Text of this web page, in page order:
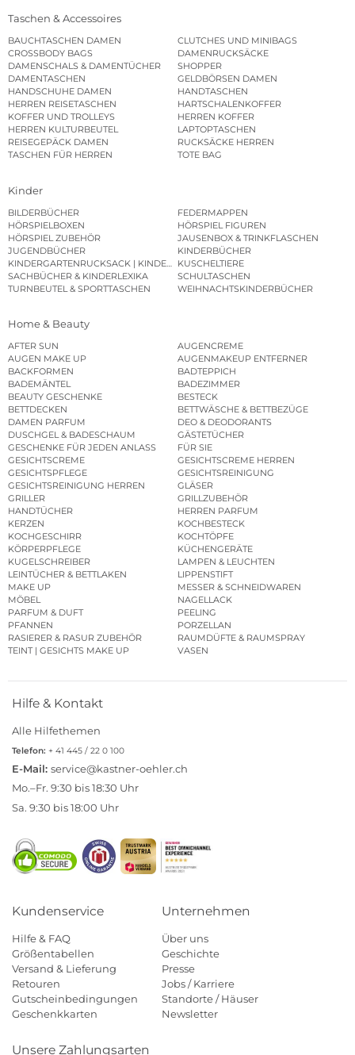
Taschen & Accessoires
BAUCHTASCHEN DAMEN
CLUTCHES UND MINIBAGS
CROSSBODY BAGS
DAMENRUCKSÄCKE
DAMENSCHALS & DAMENTÜCHER
SHOPPER
DAMENTASCHEN
GELDBÖRSEN DAMEN
HANDSCHUHE DAMEN
HANDTASCHEN
HERREN REISETASCHEN
HARTSCHALENKOFFER
KOFFER UND TROLLEYS
HERREN KOFFER
HERREN KULTURBEUTEL
LAPTOPTASCHEN
REISEGEPÄCK DAMEN
RUCKSÄCKE HERREN
TASCHEN FÜR HERREN
TOTE BAG
Kinder
BILDERBÜCHER
FEDERMAPPEN
HÖRSPIELBOXEN
HÖRSPIEL FIGUREN
HÖRSPIEL ZUBEHÖR
JAUSENBOX & TRINKFLASCHEN
JUGENDBÜCHER
KINDERBÜCHER
KINDERGARTENRUCKSACK | KINDERGARTENBEUTEL
KUSCHELTIERE
SACHBÜCHER & KINDERLEXIKA
SCHULTASCHEN
TURNBEUTEL & SPORTTASCHEN
WEIHNACHTSKINDERBÜCHER
Home & Beauty
AFTER SUN
AUGENCREME
AUGEN MAKE UP
AUGENMAKEUP ENTFERNER
BACKFORMEN
BADTEPPICH
BADEMÄNTEL
BADEZIMMER
BEAUTY GESCHENKE
BESTECK
BETTDECKEN
BETTWÄSCHE & BETTBEZÜGE
DAMEN PARFUM
DEO & DEODORANTS
DUSCHGEL & BADESCHAUM
GÄSTETÜCHER
GESCHENKE FÜR JEDEN ANLASS
FÜR SIE
GESICHTSCREME
GESICHTSCREME HERREN
GESICHTSPFLEGE
GESICHTSREINIGUNG
GESICHTSREINIGUNG HERREN
GLÄSER
GRILLER
GRILLZUBEHÖR
HANDTÜCHER
HERREN PARFUM
KERZEN
KOCHBESTECK
KOCHGESCHIRR
KOCHTÖPFE
KÖRPERPFLEGE
KÜCHENGERÄTE
KUGELSCHREIBER
LAMPEN & LEUCHTEN
LEINTÜCHER & BETTLAKEN
LIPPENSTIFT
MAKE UP
MESSER & SCHNEIDWAREN
MÖBEL
NAGELLACK
PARFUM & DUFT
PEELING
PFANNEN
PORZELLAN
RASIERER & RASUR ZUBEHÖR
RAUMDÜFTE & RAUMSPRAY
TEINT | GESICHTS MAKE UP
VASEN
Hilfe & Kontakt
Alle Hilfethemen
Telefon: + 41 445 / 22 0 100
E-Mail: service@kastner-oehler.ch
Mo.–Fr. 9:30 bis 18:30 Uhr
Sa. 9:30 bis 18:00 Uhr
Kundenservice
Hilfe & FAQ
Größentabellen
Versand & Lieferung
Retouren
Gutscheinbedingungen
Geschenkkarten
Unternehmen
Über uns
Geschichte
Presse
Jobs / Karriere
Standorte / Häuser
Newsletter
Unsere Zahlungsarten